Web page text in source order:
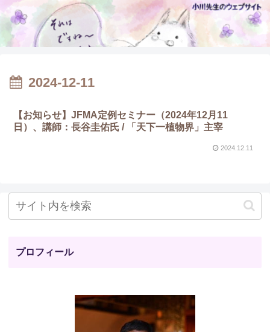
2024-12-11
【お知らせ】JFMA定例セミナー（2024年12月11
日）、講師：長谷圭佑氏 / 「天下一植物界」主宰
2024.12.11
プロフィール